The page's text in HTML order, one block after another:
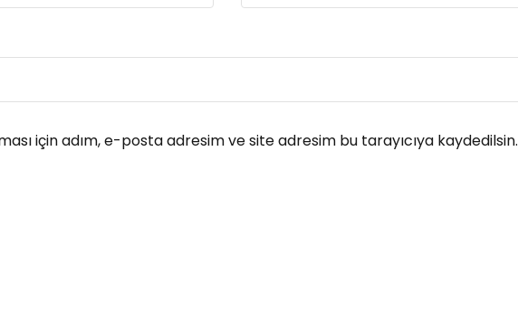
için adım, e-posta adresim ve site adresim bu tarayıcıya kaydedilsin.